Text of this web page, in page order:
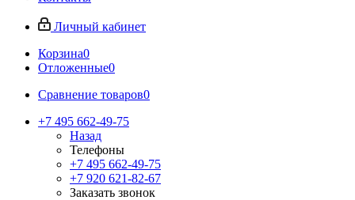
Личный кабинет
Корзина0
Отложенные0
Сравнение товаров0
+7 495 662-49-75
Назад
Телефоны
+7 495 662-49-75
+7 920 621-82-67
Заказать звонок